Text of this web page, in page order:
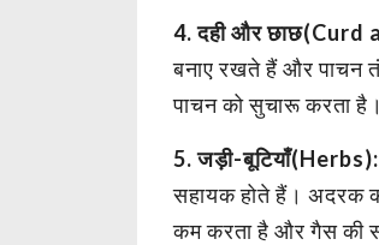
4. दही और
बनाए रखते हैं और पाचन
पाचन को सुचारू करता है।
5. जड़ी-बूटियाँ(Herbs):
सहायक होते हैं। अदरक
कम करता है और गैस की